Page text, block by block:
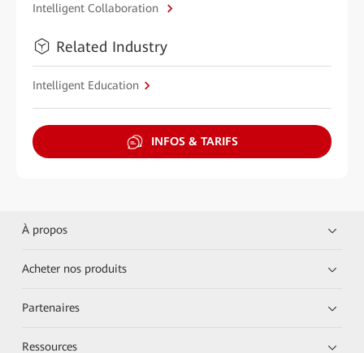
Intelligent Collaboration
Related Industry
Intelligent Education
INFOS & TARIFS
À propos
Acheter nos produits
Partenaires
Ressources